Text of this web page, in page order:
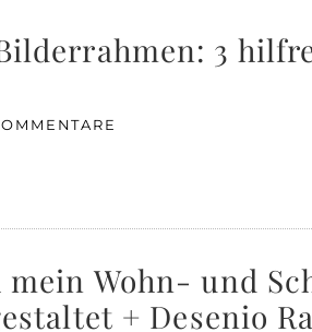
3
Wohn- und
+ Desenio